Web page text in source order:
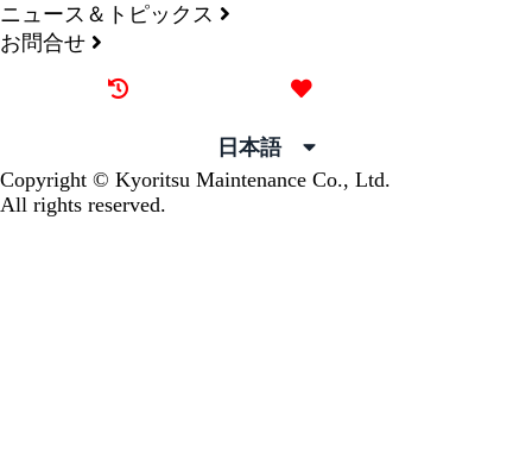
ニュース＆トピックス
お問合せ
日本語
Copyright © Kyoritsu Maintenance Co., Ltd.
All rights reserved.